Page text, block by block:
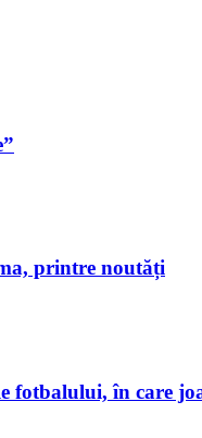
printre noutăți
fotbalului, în care